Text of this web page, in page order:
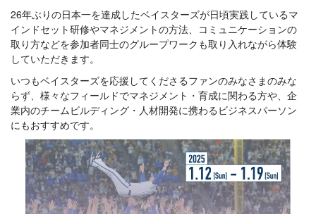
26年ぶりの日本一を達成したベイスターズが日頃実践しているマ
インドセット研修やマネジメントの方法、コミュニケーションの
取り方などを参加者同士のグループワークも取り入れながら体験
していただきます。
いつもベイスターズを応援してくださるファンのみなさまのみな
らず、様々なフィールドでマネジメント・育成に関わる方や、企
業内のチームビルディング・人材開発に携わるビジネスパーソン
にもおすすめです。